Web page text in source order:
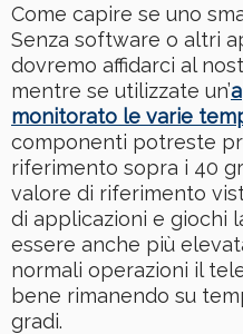
Come capire se uno
Senza software o altri
dovremo affidarci al
mentre se utilizzate un’
monitorato le varie
componenti potreste
riferimento sopra i 40
valore di riferimento
di applicazioni e giochi
essere anche più
normali operazioni il
bene rimanendo su
gradi.